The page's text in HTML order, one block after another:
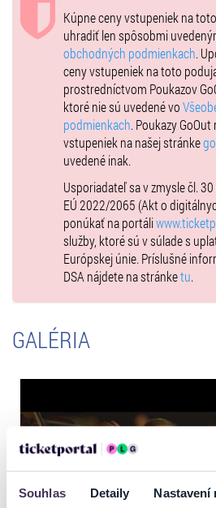
Souhlas Detaily Nastavení
Kúpne ceny vstupeniek na
uhradiť len spôsobmi
obchodných podmienkach.
ceny vstupeniek na toto
prostredníctvom Poukazov
ktoré nie sú uvedené vo
podmienkach. Poukazy
vstupeniek na našej stránke
uvedené inak.
Usporiadateľ sa v zmysle čl.
EÚ 2022/2065 (Akt o
ponúkať na portáli
služby, ktoré sú v súlade s
Európskej únie. Príslušné
DSA nájdete na stránketu.
GALÉRIA